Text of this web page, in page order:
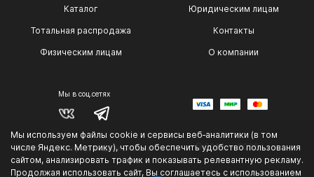
Мы используем файлы cookie и сервисы веб‑аналитики (в том
числе Яндекс. Метрику), чтобы обеспечить удобство пользования
сайтом, анализировать трафик и показывать релевантную рекламу.
Продолжая использовать сайт, Вы соглашаетесь с использованием
Каталог
Тотальная распродажа
Физическим лицам
Юридическим лицам
Контакты
О компании
Мы в соц.сетях
Политика конфиденциальности © 2014 — 2026 г.
.